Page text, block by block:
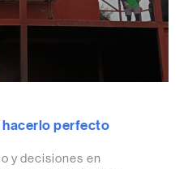
hacerlo perfecto
y decisiones en